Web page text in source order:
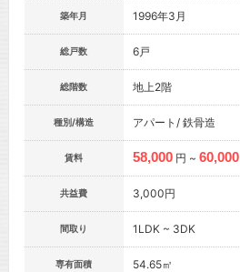
築年月 1996年3月
総戸数 6戸
総階数 地上2階
種別/構造 アパート/ 鉄骨造
賃料 58,000 円 ~ 60,000
共益費 3,000円
間取り 1LDK ~ 3DK
専有面積 54.65㎡